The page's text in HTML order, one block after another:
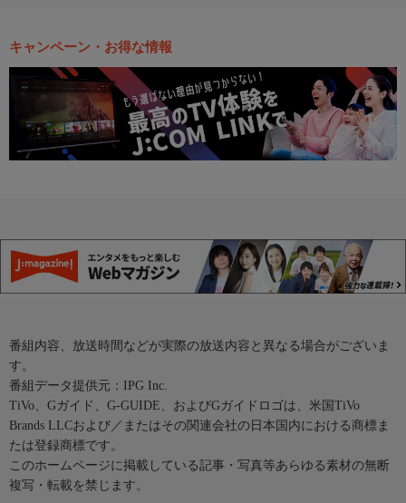
キャンペーン・お得な情報
番組内容、放送時間などが実際の放送内容と異なる場合がございま
す。
番組データ提供元：IPG Inc.
TiVo、Gガイド、G-GUIDE、およびGガイドロゴは、米国TiVo
Brands LLCおよび／またはその関連会社の日本国内における商標ま
たは登録商標です。
このホームページに掲載している記事・写真等あらゆる素材の無断
複写・転載を禁じます。